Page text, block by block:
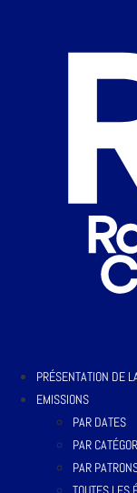
PRÉSENTATION DE
EMISSIONS
PAR DATES
PAR
PAR